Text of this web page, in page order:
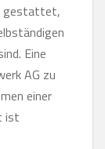
gestattet,
Eine
AG zu
einer
ist